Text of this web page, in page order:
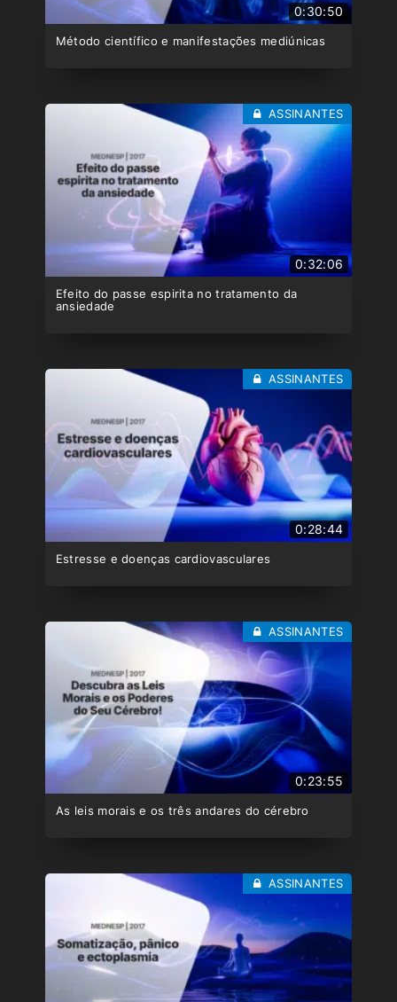
0:30:50
Método científico e manifestações mediúnicas
0:32:06
Efeito do passe espirita no tratamento da
ansiedade
ASSINANTES
0:28:44
Estresse e doenças cardiovasculares
ASSINANTES
0:23:55
As leis morais e os três andares do cérebro
ASSINANTES
ASSINANTES